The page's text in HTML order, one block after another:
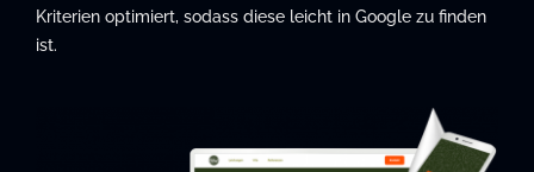
Kriterien optimiert, sodass diese leicht in Google zu finden
ist.